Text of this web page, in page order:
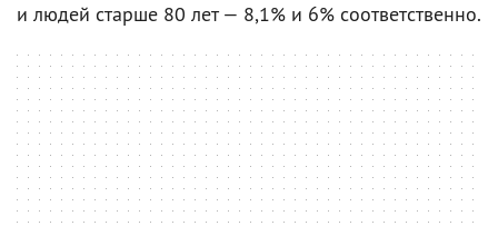
и людей старше 80 лет — 8,1% и 6% соответственно.